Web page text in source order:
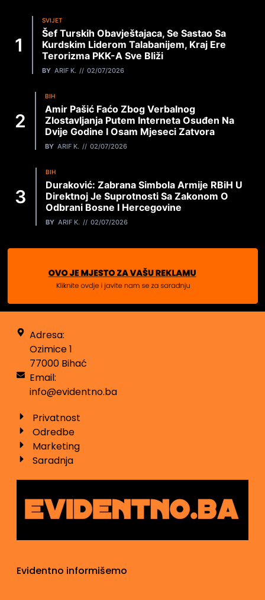
SVIJET
Šef Turskih Obavještajaca, Se Sastao Sa
Kurdskim Liderom Talabanijem, Kraj Ere
Terorizma PKK-A Sve Bliži
BY ARIF K. 02/07/2026
BIH
Amir Pašić Faćo Zbog Verbalnog
Zlostavljanja Putem Interneta Osuđen Na
Dvije Godine I Osam Mjeseci Zatvora
BY ARIF K. 02/07/2026
BIH
Duraković: Zabrana Simbola Armije RBiH U
Direktnoj Je Suprotnosti Sa Zakonom O
Odbrani Bosne I Hercegovine
BY ARIF K. 02/07/2026
Adresa:
Ozimice 1
77000 Bihać
Email:
info@evidentno.ba
Privatnost
Odredbe
Marketing
Saradnja
Evidentno informišemo